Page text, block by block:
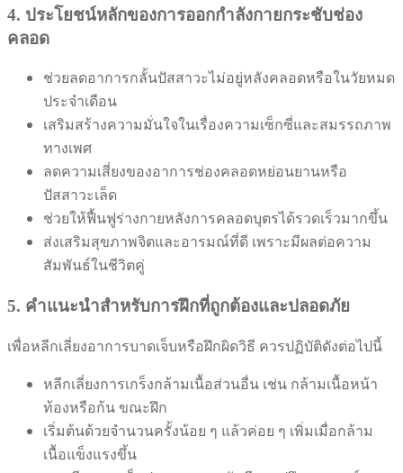
4. ประโยชน์หลักของการออกกำลังกายกระชับช่อง
คลอด
ช่วยลดอาการกลั้นปัสสาวะไม่อยู่หลังคลอดหรือในวัยหมด
ประจำเดือน
เสริมสร้างความมั่นใจในเรื่องความเซ็กซี่และสมรรถภาพ
ทางเพศ
ลดความเสี่ยงของอาการช่องคลอดหย่อนยานหรือ
ปัสสาวะเล็ด
ช่วยให้ฟื้นฟูร่างกายหลังการคลอดบุตรได้รวดเร็วมากขึ้น
ส่งเสริมสุขภาพจิตและอารมณ์ที่ดี เพราะมีผลต่อความ
สัมพันธ์ในชีวิตคู่
5. คำแนะนำสำหรับการฝึกที่ถูกต้องและปลอดภัย
เพื่อหลีกเลี่ยงอาการบาดเจ็บหรือฝึกผิดวิธี ควรปฏิบัติดังต่อไปนี้
หลีกเลี่ยงการเกร็งกล้ามเนื้อส่วนอื่น เช่น กล้ามเนื้อหน้า
ท้องหรือก้น ขณะฝึก
เริ่มต้นด้วยจำนวนครั้งน้อย ๆ แล้วค่อย ๆ เพิ่มเมื่อกล้าม
เนื้อแข็งแรงขึ้น